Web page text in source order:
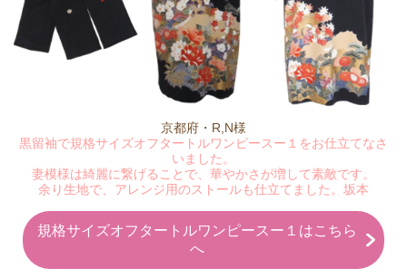
京都府・R,N様
黒留袖で規格サイズオフタートルワンピースー１をお仕立てなさ
いました。
妻模様は綺麗に繋げることで、華やかさが増して素敵です。
余り生地で、アレンジ用のストールも仕立てました。坂本
規格サイズオフタートルワンピースー１はこちら
へ